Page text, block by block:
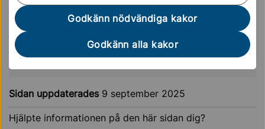
Godkänn nödvändiga kakor
Godkänn alla kakor
Fritid och aktiviteter
Sidan uppdaterades 9 september 2025
Hjälpte informationen på den här sidan dig?